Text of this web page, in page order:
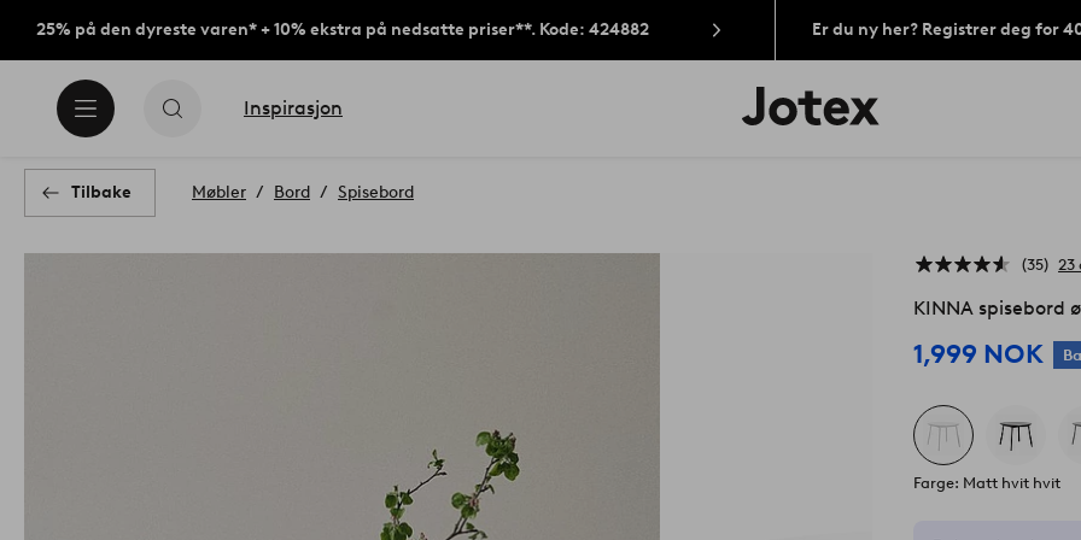
25% på den dyreste varen* + 10% ekstra på nedsatte priser**. Kode: 424882 Er du ny her? Registrer deg for
Inspirasjon
Jotex’
logo
Tilbake Møbler Bord Spisebord
35 23
KINNA spisebord
1,999 NOK
Farge: Matt hvit hvit